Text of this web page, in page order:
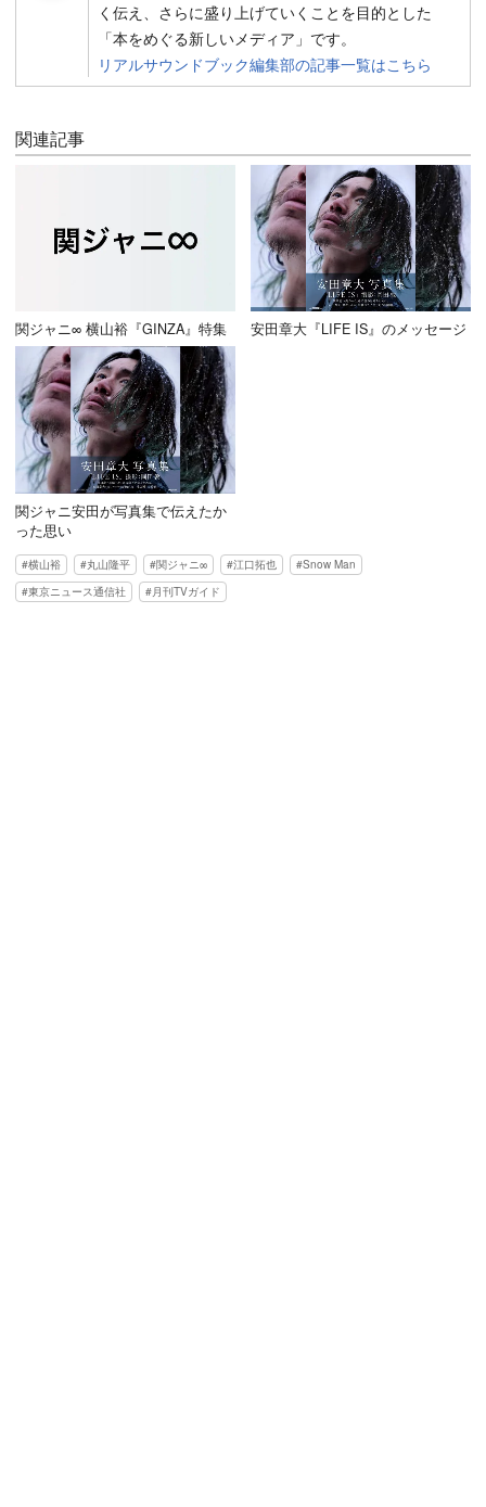
く伝え、さらに盛り上げていくことを目的とした
「本をめぐる新しいメディア」です。
リアルサウンドブック編集部の記事一覧はこちら
関連記事
関ジャニ∞ 横山裕『GINZA』特集 安田章大『LIFE IS』のメッセージ
関ジャニ安田が写真集で伝えたか
った思い
横山裕 丸山隆平 関ジャニ∞ 江口拓也
Snow Man
東京ニュース通信社
月刊TVガイド